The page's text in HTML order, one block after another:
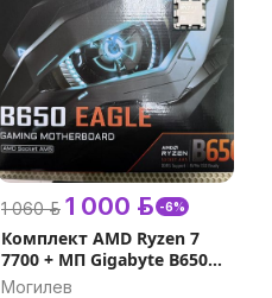
1 060 р. 1 000 р. -6%
Комплект AMD Ryzen 7
7700 + МП Gigabyte B650
Eagle
Могилев